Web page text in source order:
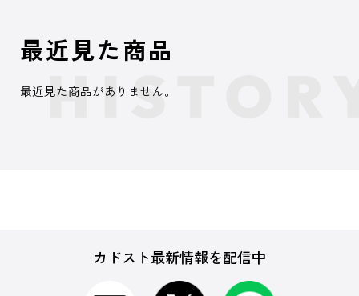
最近見た商品
最近見た商品がありません。
カドスト最新情報を配信中